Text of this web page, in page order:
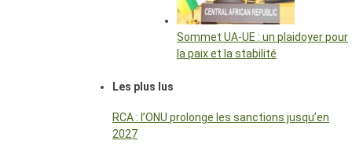
Sommet UA-UE : un plaidoyer pour
la paix et la stabilité
Les plus lus
RCA : l’ONU prolonge les sanctions jusqu’en
2027